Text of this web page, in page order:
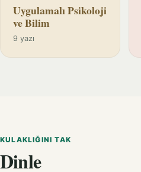
Uygulamalı Psikoloji
ve Bilim
9 yazı
KULAKLIĞINI TAK
Dinle